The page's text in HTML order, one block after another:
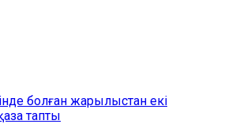
болған жарылыстан екі
тапты